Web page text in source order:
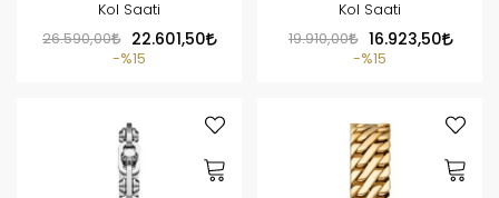
Kol Saati
26.590,00
22.601,50
%15
Kol Saati
19.910,00
16.923,50
%15